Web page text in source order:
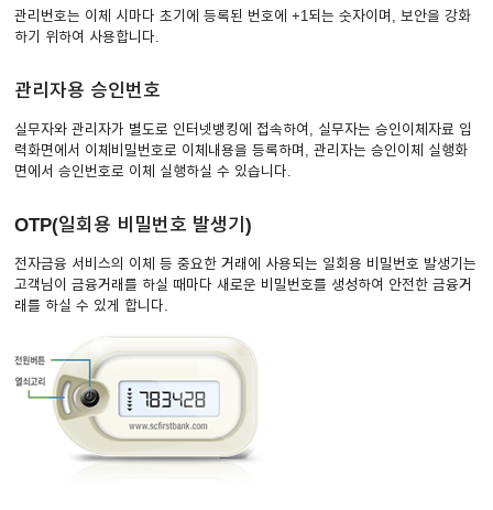
관리번호는 이체 시마다 초기에 등록된 번호에 +1되는 숫자이며, 보안을 강화
하기 위하여 사용합니다.
관리자용 승인번호
실무자와 관리자가 별도로 인터넷뱅킹에 접속하여, 실무자는 승인이체자료 입
력화면에서 이체비밀번호로 이체내용을 등록하며, 관리자는 승인이체 실행화
면에서 승인번호로 이체 실행하실 수 있습니다.
OTP(일회용 비밀번호 발생기)
전자금융 서비스의 이체 등 중요한 거래에 사용되는 일회용 비밀번호 발생기는
고객님이 금융거래를 하실 때마다 새로운 비밀번호를 생성하여 안전한 금융거
래를 하실 수 있게 합니다.